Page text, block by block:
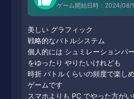
ゲーム開始日時：2024/08/
美しい グラフィック
戦略的なバトルシステム
個人的には シュミレーションパ
をゆったり やりたいけれども
時折 バトルくらいの頻度で楽し
ゲームです
スマホよりも PC でやった方が